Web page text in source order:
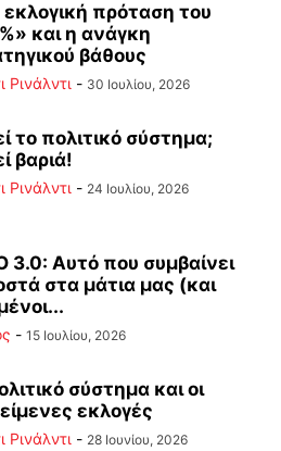
πρόταση του
και η ανάγκη
βάθους
Ρινάλντι - 30 Ιουλίου, 2026
το πολιτικό σύστημα;
βαριά!
Ρινάλντι - 24 Ιουλίου, 2026
3.0: Αυτό που συμβαίνει
στα μάτια μας (και
- 15 Ιουλίου, 2026
σύστημα και οι
εκλογές
Ρινάλντι - 28 Ιουνίου, 2026